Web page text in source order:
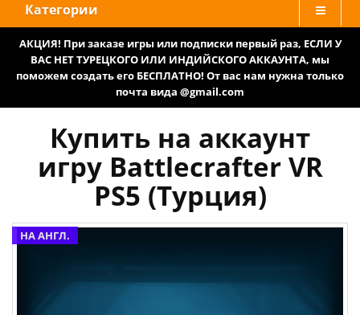
Категории
АКЦИЯ! При заказе игры или подписки первый раз, ЕСЛИ У
ВАС НЕТ ТУРЕЦКОГО ИЛИ ИНДИЙСКОГО АККАУНТА, мы
поможем создать его БЕСПЛАТНО! От вас нам нужна только
почта вида @gmail.com
Купить на аккаунт
игру Battlecrafter VR
PS5 (Турция)
НА АНГЛ.